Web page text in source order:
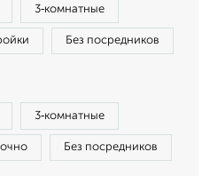
3‑комнатные
Без посредников
3‑комнатные
Без посредников